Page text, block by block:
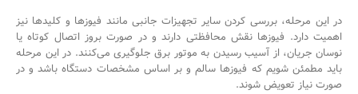
در این مرحله، بررسی کردن سایر تجهیزات جانبی مانند فیوزها و کلیدها نیز
اهمیت دارد. فیوزها نقش محافظتی دارند و در صورت بروز اتصال کوتاه یا
نوسان جریان، از آسیب رسیدن به موتور برق جلوگیری می‌کنند. در این مرحله
باید مطمئن شویم که فیوزها سالم و بر اساس مشخصات دستگاه باشد و در
صورت نیاز تعویض شوند.